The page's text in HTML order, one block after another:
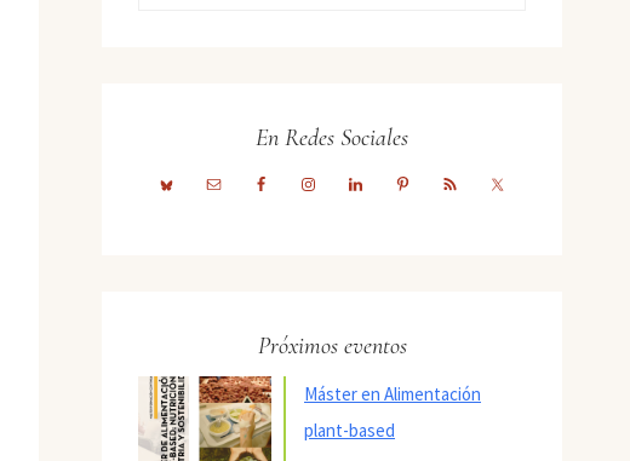
En Redes Sociales
Próximos eventos
Máster en Alimentación
plant-based